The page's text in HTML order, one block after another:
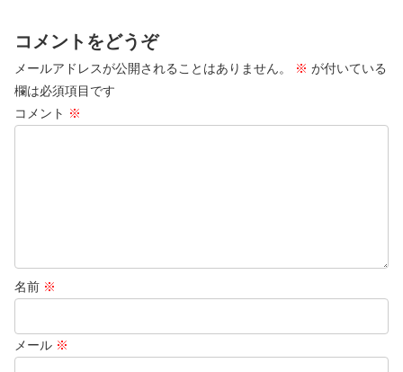
コメントをどうぞ
メールアドレスが公開されることはありません。 ※ が付いている
欄は必須項目です
コメント ※
名前 ※
メール ※